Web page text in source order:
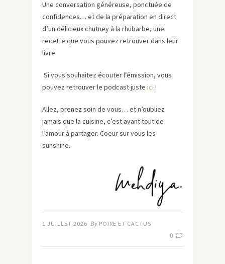
Une conversation généreuse, ponctuée de
confidences… et de la préparation en direct
d’un délicieux chutney à la rhubarbe, une
recette que vous pouvez retrouver dans leur
livre.
Si vous souhaitez écouter l’émission, vous
pouvez retrouver le podcast juste ici !
Allez, prenez soin de vous… et n’oubliez
jamais que la cuisine, c’est avant tout de
l’amour à partager. Coeur sur vous les
sunshine.
1 JUILLET 2026 By POIRE ET CACTUS
0